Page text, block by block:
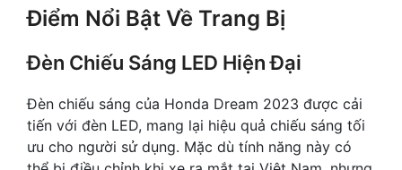
Điểm Nổi Bật Về Trang Bị
Đèn Chiếu Sáng LED Hiện Đại
Đèn chiếu sáng của Honda Dream 2023 được cải
tiến với đèn LED, mang lại hiệu quả chiếu sáng tối
ưu cho người sử dụng. Mặc dù tính năng này có